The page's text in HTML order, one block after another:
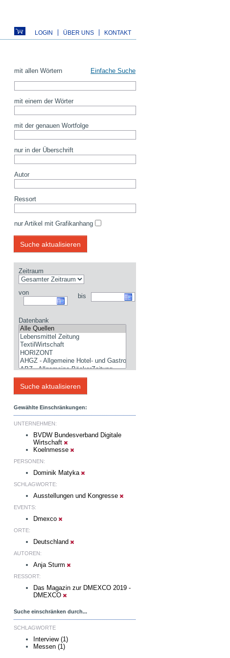
LOGIN ÜBER UNS KONTAKT
mit allen Wörtern Einfache Suche
mit einem der Wörter
mit der genauen Wortfolge
nur in der Überschrift
Autor
Ressort
nur Artikel mit Grafikanhang
Zeitraum
von bis
Datenbank
Gewählte Einschränkungen:
UNTERNEHMEN:
BVDW Bundesverband Digitale
Wirtschaft
Koelnmesse
PERSONEN:
Dominik Matyka
SCHLAGWORTE:
Ausstellungen und Kongresse
EVENTS:
Dmexco
ORTE:
Deutschland
AUTOREN:
Anja Sturm
RESSORT:
Das Magazin zur DMEXCO 2019 -
DMEXCO
Suche einschränken durch...
SCHLAGWORTE
Interview (1)
Messen (1)